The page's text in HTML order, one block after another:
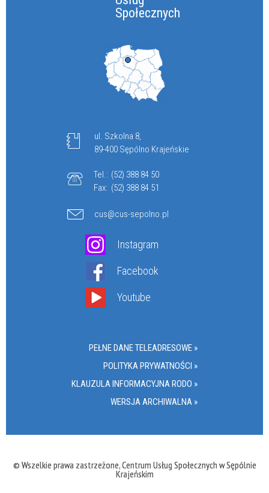
Społecznych
ul. Szkolna 8,
89-400 Sępólno Krajeńskie
Tel.: (52) 388 84 50
Fax: (52) 388 84 51
cus@cus-sepolno.pl
Instagram
Facebook
Youtube
PEŁNE DANE TELEADRESOWE »
POLITYKA PRYWATNOŚCI »
KLAUZULA INFORMACYJNA RODO »
WERSJA ARCHIWALNA »
© Wszelkie prawa zastrzeżone, Centrum Usług Społecznych w Sępólnie
Krajeńskim